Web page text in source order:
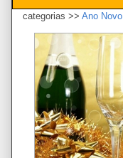
categorias >> Ano Novo